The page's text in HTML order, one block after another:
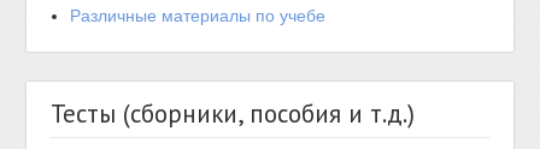
Различные материалы по учебе
Тесты (сборники, пособия и т.д.)